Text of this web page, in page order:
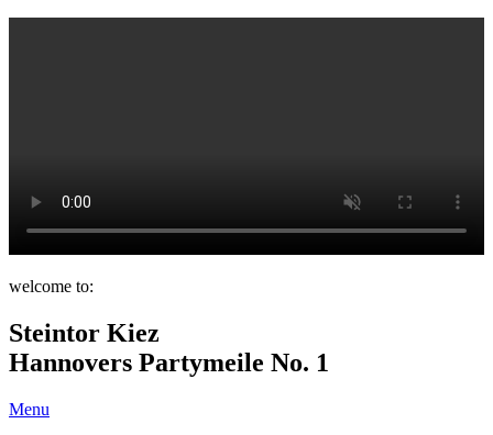
welcome to:
Steintor Kiez
Hannovers Partymeile No. 1
Menu